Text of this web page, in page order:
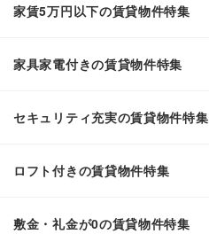
家賃5万円以下の賃貸物件特集
家具家電付きの賃貸物件特集
セキュリティ充実の賃貸物件特集
ロフト付きの賃貸物件特集
敷金・礼金が0の賃貸物件特集